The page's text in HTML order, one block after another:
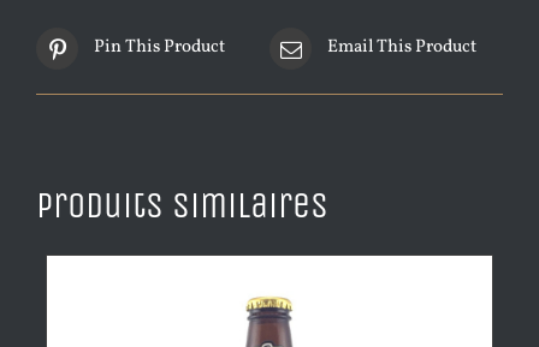
Pin This Product Email This Product
Produits similaires